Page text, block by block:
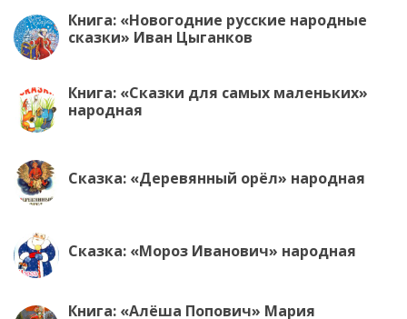
Книга: «Новогодние русские народные
сказки» Иван Цыганков
Книга: «Сказки для самых маленьких»
народная
Сказка: «Деревянный орёл» народная
Сказка: «Мороз Иванович» народная
Книга: «Алёша Попович» Мария